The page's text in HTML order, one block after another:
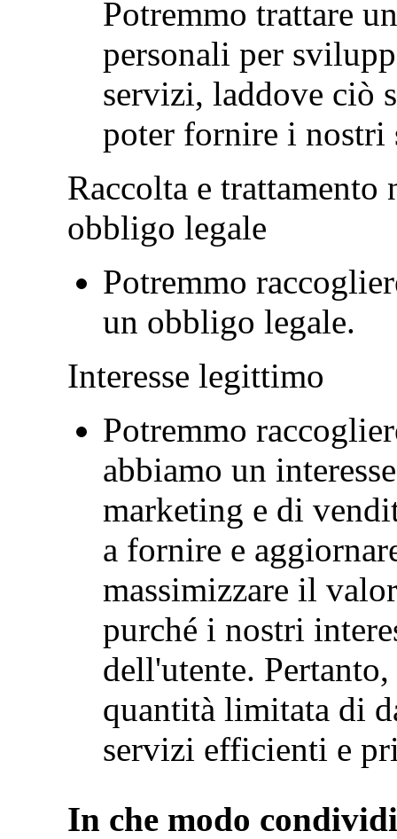
Potremmo trattare
personali per
servizi, laddove ciò
poter fornire i nostri
Raccolta e trattamento
obbligo legale
Potremmo
un obbligo legale.
Interesse legittimo
Potremmo
abbiamo un
marketing e di
a fornire e
massimizzare il
purché i nostri
dell'utente.
quantità limitata di
servizi efficienti e
In che modo